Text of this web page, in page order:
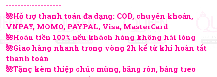
-------------------
🌺Hỗ trợ thanh toán đa dạng: COD, chuyển khoản,
VNPAY, MOMO, PAYPAL, Visa, MasterCard
🌺Hoàn tiền 100% nếu khách hàng không hài lòng
🌺Giao hàng nhanh trong vòng 2h kể từ khi hoàn tất
thanh toán
🌺Tặng kèm thiệp chúc mừng, băng rôn, bảng treo